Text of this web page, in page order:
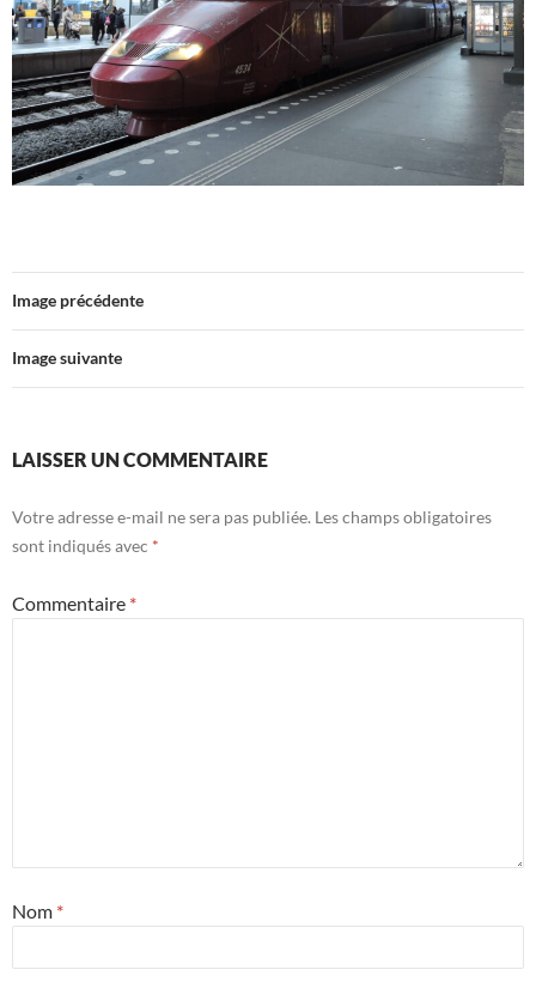
Image précédente
Image suivante
LAISSER UN COMMENTAIRE
Votre adresse e-mail ne sera pas publiée. Les champs obligatoires
sont indiqués avec *
Commentaire *
Nom *